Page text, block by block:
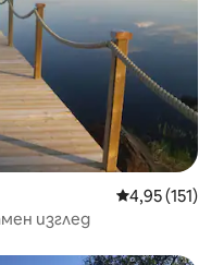
Средна
4,95 (151)
изглед